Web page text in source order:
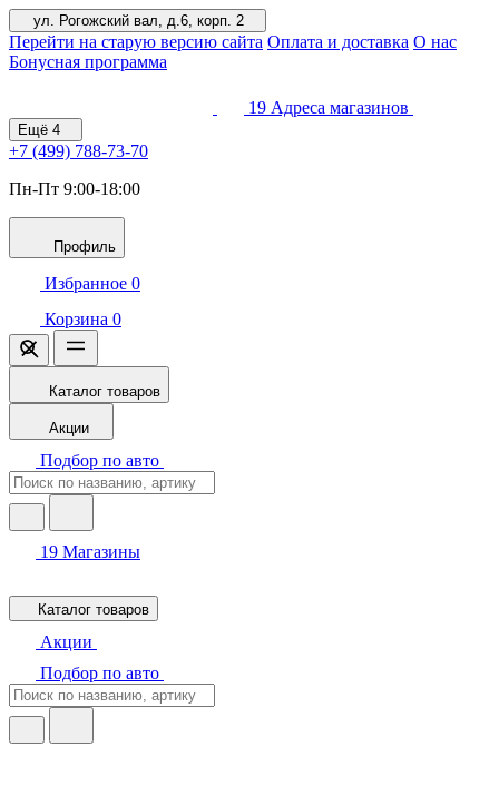
ул. Рогожский вал, д.6, корп. 2
Перейти на старую версию сайта Оплата и доставка О нас
Бонусная программа
19 Адреса магазинов
Ещё 4
+7 (499) 788-73-70
Пн-Пт 9:00-18:00
Профиль
Избранное 0
Корзина 0
Каталог товаров
Акции
Подбор по авто
19 Магазины
Каталог товаров
Акции
Подбор по авто